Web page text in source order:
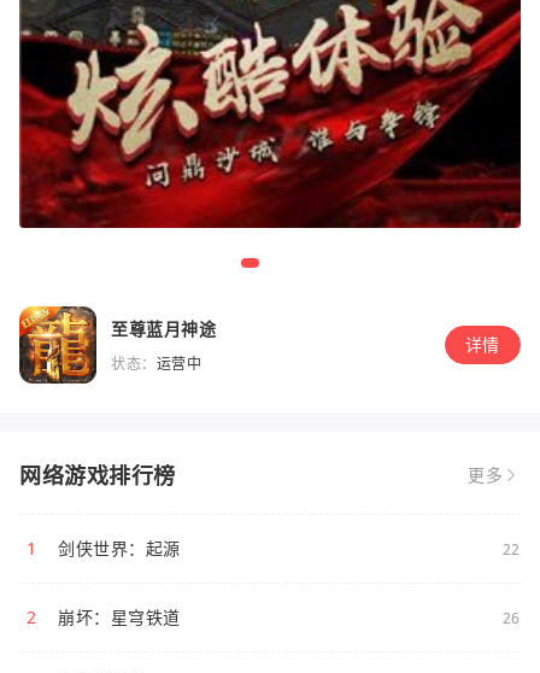
至尊蓝月神途
状态： 运营中
详情
网络游戏排行榜 更多
1 剑侠世界：起源 22
2 崩坏：星穹铁道 26